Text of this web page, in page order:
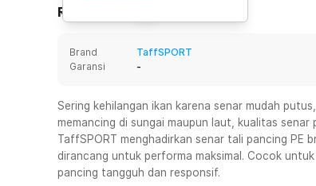
Senin
Toko Jakarta Barat
Toko Tangerang
Toko Cikupa
Pick n Go Jakarta Barat
Pick n Go Bekasi
Senin
Rincian Produk
Brand
TaffSPORT
Garansi
-
Sering kehilangan ikan karena senar mudah
memancing di sungai maupun laut, kualitas
TaffSPORT menghadirkan senar tali pancing
dirancang untuk performa maksimal. Cocok
pancing tangguh dan responsif.